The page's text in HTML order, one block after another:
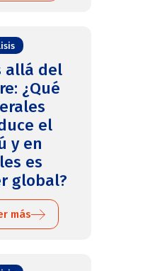
allá del
¿Qué
el
y en
es
global?
más